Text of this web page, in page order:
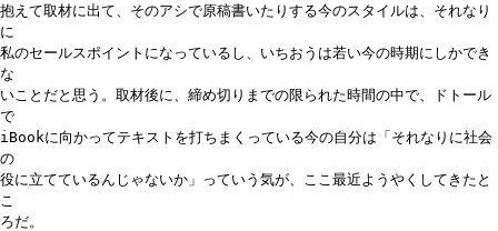
抱えて取材に出て、そのアシで原稿書いたりする今のスタイルは、それなり
に
私のセールスポイントになっているし、いちおうは若い今の時期にしかでき
な
いことだと思う。取材後に、締め切りまでの限られた時間の中で、ドトール
で
iBookに向かってテキストを打ちまくっている今の自分は「それなりに社会
の
役に立てているんじゃないか」っていう気が、ここ最近ようやくしてきたと
こ
ろだ。